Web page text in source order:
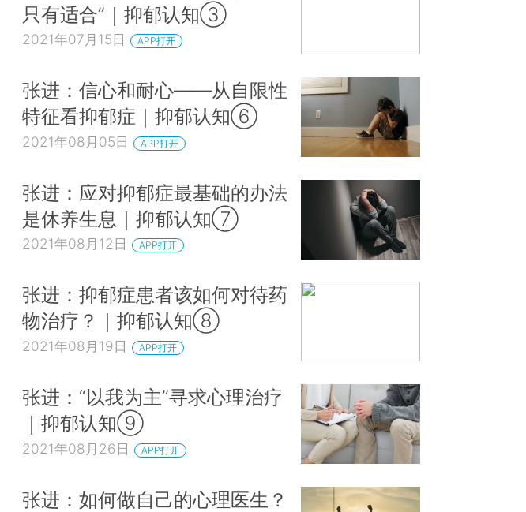
只有适合”｜抑郁认知③
2021年07月15日 APP打开
张进：信心和耐心——从自限性
特征看抑郁症｜抑郁认知⑥
2021年08月05日 APP打开
张进：应对抑郁症最基础的办法
是休养生息｜抑郁认知⑦
2021年08月12日 APP打开
张进：抑郁症患者该如何对待药
物治疗？｜抑郁认知⑧
2021年08月19日 APP打开
张进：“以我为主”寻求心理治疗
｜抑郁认知⑨
2021年08月26日 APP打开
张进：如何做自己的心理医生？